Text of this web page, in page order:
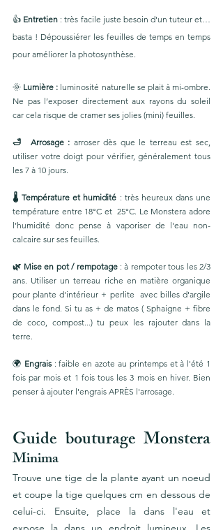
👍 Entretien : très facile juste besoin d'un tuteur et…
basta ! Dépoussiérer les feuilles de temps en temps
pour améliorer la photosynthèse.
🌞 Lumière : luminosité naturelle se plait à mi-ombre.
Ne pas l’exposer directement aux rayons du soleil
car cela risque de cramer ses jolies (mini) feuilles.
🛁  Arrosage : arroser dès que le terreau est sec,
utiliser votre doigt pour vérifier, généralement tous
les 7 à 10 jours.
🌡 Température et humidité : très heureux dans une
température entre 18°C et  25°C. Le Monstera adore
l’humidité donc pense à vaporiser de l'eau non-
calcaire sur ses feuilles.
🌿 Mise en pot / rempotage : à rempoter tous les 2/3
ans. Utiliser un terreau riche en matière organique
pour plante d'intérieur + perlite  avec billes d'argile
dans le fond. Si tu as + de matos ( Sphaigne + fibre
de coco, compost...) tu peux les rajouter dans la
terre.
🌍 Engrais : faible en azote au printemps et à l'été 1
fois par mois et 1 fois tous les 3 mois en hiver. Bien
penser à ajouter l'engrais APRÈS l'arrosage.
Minima
Trouve une tige de la plante ayant un noeud
et coupe la tige quelques cm en dessous de
celui-ci. Ensuite, place la dans l'eau et